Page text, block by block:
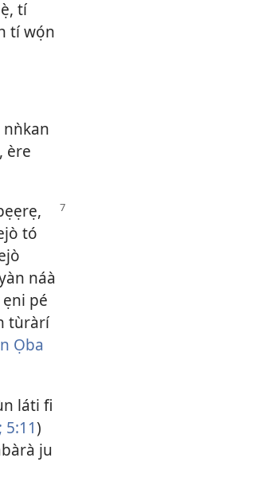
tí
tí wọ́n
ère
tó
náà
pé
tùràrí
Ọba
láti fi
5:11)
ju